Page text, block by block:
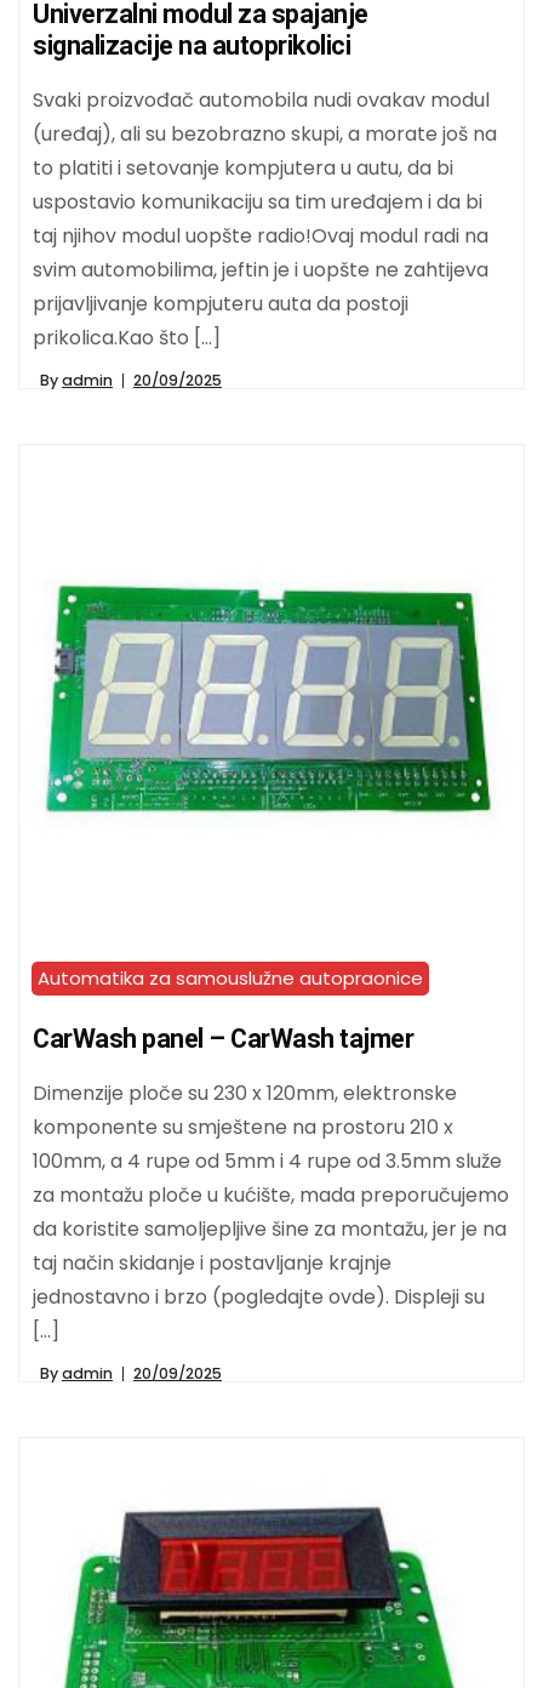
Univerzalni modul za spajanje
signalizacije na autoprikolici
Svaki proizvođač automobila nudi ovakav modul
(uređaj), ali su bezobrazno skupi, a morate još na
to platiti i setovanje kompjutera u autu, da bi
uspostavio komunikaciju sa tim uređajem i da bi
taj njihov modul uopšte radio!Ovaj modul radi na
svim automobilima, jeftin je i uopšte ne zahtijeva
prijavljivanje kompjuteru auta da postoji
prikolica.Kao što […]
Byadmin 20/09/2025
Automatika za samouslužne autopraonice
CarWash panel – CarWash tajmer
Dimenzije ploče su 230 x 120mm, elektronske
komponente su smještene na prostoru 210 x
100mm, a 4 rupe od 5mm i 4 rupe od 3.5mm služe
za montažu ploče u kućište, mada preporučujemo
da koristite samoljepljive šine za montažu, jer je na
taj način skidanje i postavljanje krajnje
jednostavno i brzo (pogledajte ovde). Displeji su
[…]
Byadmin 20/09/2025